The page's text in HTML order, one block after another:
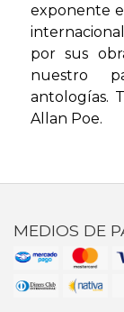
exponente
por sus
nuestro
antologías.
Allan Poe.
MEDIOS DE